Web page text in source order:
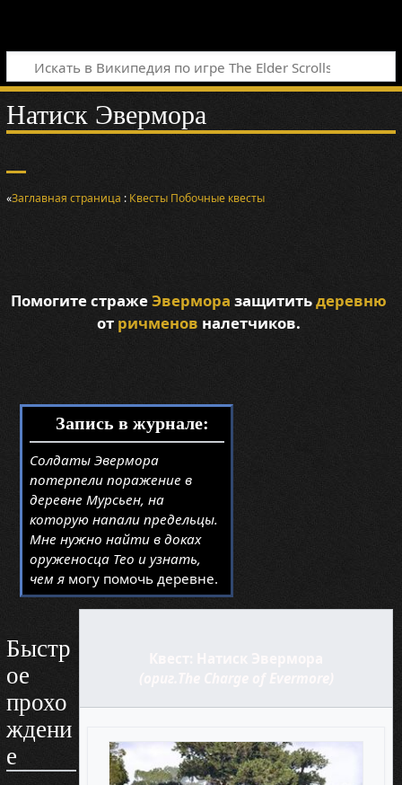
Натиск Эвермора
«Заглавная страница : Квесты Побочные квесты
Помогите стражеЭвермора защититьдеревню
от ричменов налетчиков.
Запись в журнале:
Солдаты Эвермора
потерпели поражение в
деревне Мурсьен, на
которую напали предельцы.
Мне нужно найти в доках
оруженосца Тео и узнать,
чем ямогу помочь деревне.
Быстр
ое
прохо
ждени
е